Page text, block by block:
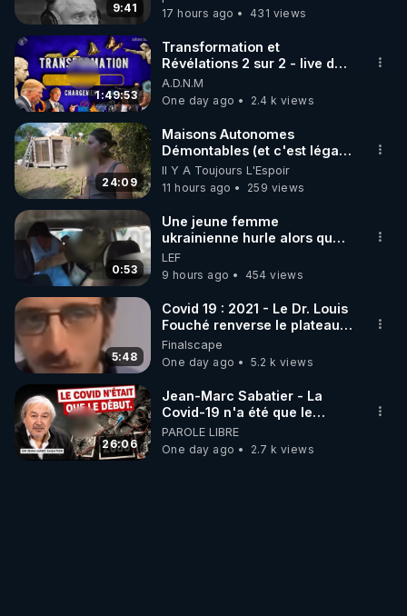
pousser des membres et des organes :
https://news.uchicago.edu/how-bioelectricity-
could-regrow-limbs-and-organs (Interview de
Michael Levin)
▶ La régénération des membres de Xaneopus
https://www.science.org/doi/10.1126/sciadv.abj2164
128186.kjsp 👉 Tous les liens
du projet : linktr.ee/nionip
9:41
17 hours ago
431 views
1:49:53
Transformation et
Révélations 2 sur 2 - live du
07/08/26
A.D.N.M
One day ago
2.4 k views
24:09
Maisons Autonomes
Démontables (et c'est légal).
Visite éco village en
Bretagne
Il Y A Toujours L'Espoir
11 hours ago
259 views
0:53
Une jeune femme
ukrainienne hurle alors que
son ptit ami est brutalement
enlevé par milice Zelensky
LEF
9 hours ago
454 views
5:48
Covid 19 : 2021 - Le Dr. Louis
Fouché renverse le plateau
de CNews !
Finalscape
One day ago
5.2 k views
26:06
Jean-Marc Sabatier - La
Covid-19 n'a été que le
début - L'ARNm & l'ARNm-aa
jusqu où auront-t-il ?
PAROLE LIBRE
One day ago
2.7 k views